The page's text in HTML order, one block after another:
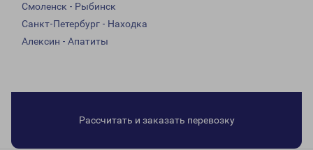
Смоленск - Рыбинск
Санкт-Петербург - Находка
Алексин - Апатиты
Рассчитать и заказать перевозку